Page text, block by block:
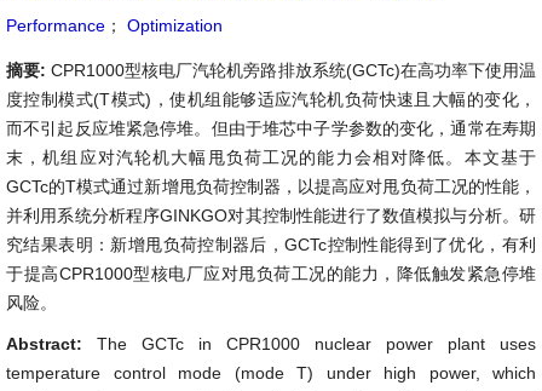
Performance ； Optimization
摘要:CPR1000型核电厂汽轮机旁路排放系统(GCTc)在高功率下使用温
度控制模式(T模式)，使机组能够适应汽轮机负荷快速且大幅的变化，
而不引起反应堆紧急停堆。但由于堆芯中子学参数的变化，通常在寿期
末，机组应对汽轮机大幅甩负荷工况的能力会相对降低。本文基于
GCTc的T模式通过新增甩负荷控制器，以提高应对甩负荷工况的性能，
并利用系统分析程序GINKGO对其控制性能进行了数值模拟与分析。研
究结果表明：新增甩负荷控制器后，GCTc控制性能得到了优化，有利
于提高CPR1000型核电厂应对甩负荷工况的能力，降低触发紧急停堆
风险。
Abstract: The GCTc in CPR1000 nuclear power plant uses
temperature control mode (mode T) under high power, which